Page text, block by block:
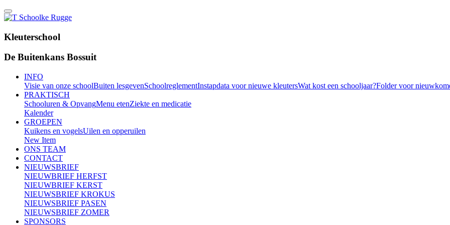
Kleuterschool
De Buitenkans Bossuit
INFO
Visie van onze schoolBuiten lesgevenSchoolreglementInstapdata voor nieuwe kleutersWat kost een schooljaar?Folder voor
PRAKTISCH
Schooluren & OpvangMenu etenZiekte en medicatie
Kalender
GROEPEN
Kuikens en vogelsUilen en opperuilen
New Item
ONS TEAM
CONTACT
NIEUWSBRIEF
NIEUWBRIEF HERFST
NIEUWBRIEF KERST
NIEUWSBRIEF KROKUS
NIEUWSBRIEF PASEN
NIEUWSBRIEF ZOMER
SPONSORS